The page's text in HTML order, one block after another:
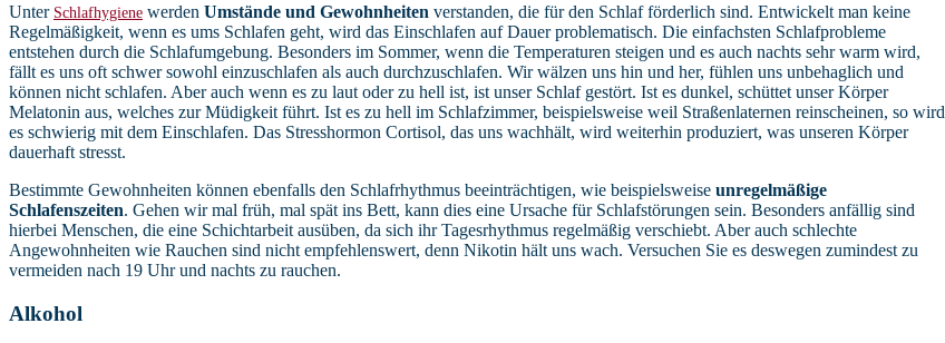
Unter Schlafhygiene werden Umstände und Gewohnheiten verstanden, die für den Schlaf förderlich sind. Entwickelt man keine
Regelmäßigkeit, wenn es ums Schlafen geht, wird das Einschlafen auf Dauer problematisch. Die einfachsten Schlafprobleme
entstehen durch die Schlafumgebung. Besonders im Sommer, wenn die Temperaturen steigen und es auch nachts sehr warm wird,
fällt es uns oft schwer sowohl einzuschlafen als auch durchzuschlafen. Wir wälzen uns hin und her, fühlen uns unbehaglich und
können nicht schlafen. Aber auch wenn es zu laut oder zu hell ist, ist unser Schlaf gestört. Ist es dunkel, schüttet unser Körper
Melatonin aus, welches zur Müdigkeit führt. Ist es zu hell im Schlafzimmer, beispielsweise weil Straßenlaternen reinscheinen, so wird
es schwierig mit dem Einschlafen. Das Stresshormon Cortisol, das uns wachhält, wird weiterhin produziert, was unseren Körper
dauerhaft stresst.
Bestimmte Gewohnheiten können ebenfalls den Schlafrhythmus beeinträchtigen, wie beispielsweise unregelmäßige
Schlafenszeiten. Gehen wir mal früh, mal spät ins Bett, kann dies eine Ursache für Schlafstörungen sein. Besonders anfällig sind
hierbei Menschen, die eine Schichtarbeit ausüben, da sich ihr Tagesrhythmus regelmäßig verschiebt. Aber auch schlechte
Angewohnheiten wie Rauchen sind nicht empfehlenswert, denn Nikotin hält uns wach. Versuchen Sie es deswegen zumindest zu
vermeiden nach 19 Uhr und nachts zu rauchen.
Alkohol